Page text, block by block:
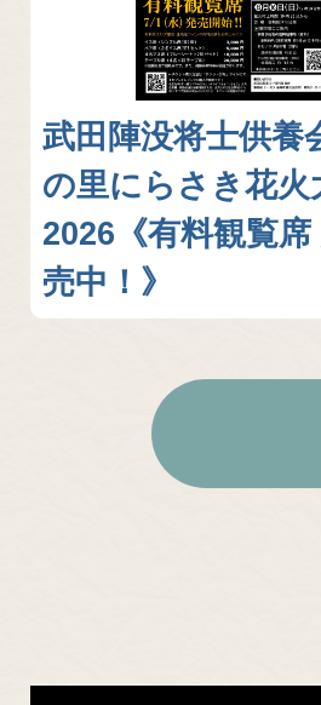
武田陣没将士供養
の里にらさき花火
2026《有料観覧
売中！》